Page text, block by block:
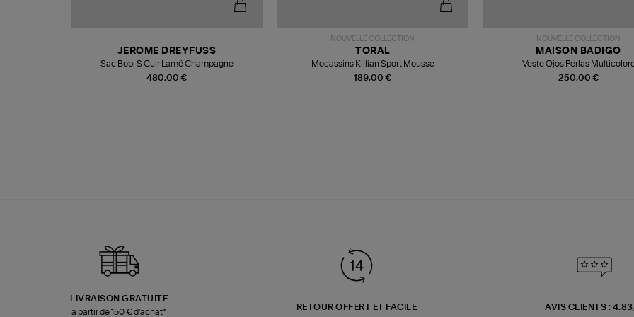
480,00 €
JEROME DREYFUSS
Sac Bobi S Cuir Lamé Champagne
NOUVELLE COLLECTION
189,00 €
TORAL
Mocassins Killian Sport Mousse
NOUVELLE COLLECTION
250,00 €
MAISON BADIGO
Veste Ojos Perlas
LIVRAISON GRATUITE
à partir de 150 € d'achat*
RETOUR OFFERT ET FACILE
AVIS CLIENTS :